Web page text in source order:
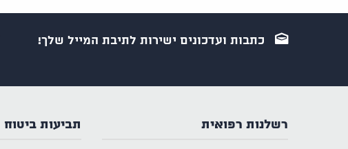
כתבות ועדכונים ישירות לתיבת המייל שלך!
רשלנות רפואית תביעות ביטוח